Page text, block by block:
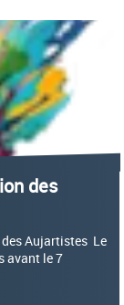
des
Aujartistes Le
avant le 7